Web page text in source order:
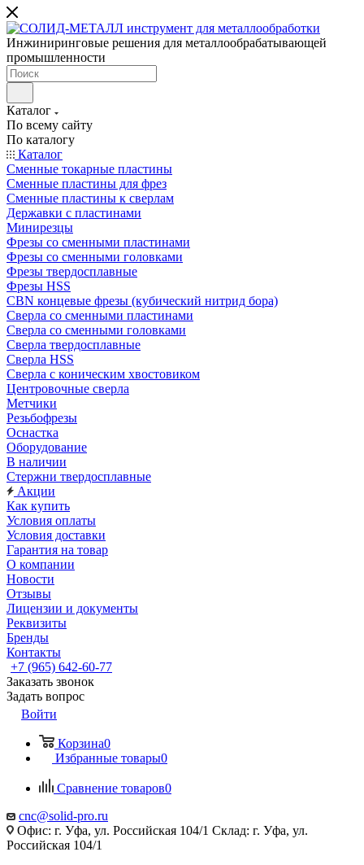
Инжиниринговые решения для металлообрабатывающей
промышленности
Каталог
По всему сайту
По каталогу
Каталог
Сменные токарные пластины
Сменные пластины для фрез
Сменные пластины к сверлам
Державки с пластинами
Минирезцы
Фрезы со сменными пластинами
Фрезы со сменными головками
Фрезы твердосплавные
Фрезы HSS
CBN концевые фрезы (кубический нитрид бора)
Сверла со сменными пластинами
Сверла со сменными головками
Сверла твердосплавные
Сверла HSS
Сверла с коническим хвостовиком
Центровочные сверла
Метчики
Резьбофрезы
Оснастка
Оборудование
В наличии
Стержни твердосплавные
Акции
Как купить
Условия оплаты
Условия доставки
Гарантия на товар
О компании
Новости
Отзывы
Лицензии и документы
Реквизиты
Бренды
Контакты
+7 (965) 642-60-77
Заказать звонок
Задать вопрос
Войти
Корзина0
Избранные товары0
Сравнение товаров0
cnc@solid-pro.ru
Офис: г. Уфа, ул. Российская 104/1 Склад: г. Уфа, ул.
Российская 104/1